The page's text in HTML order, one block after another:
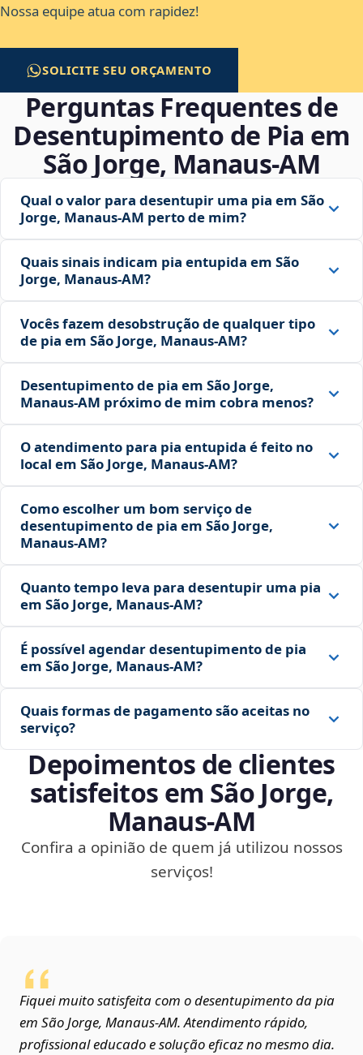
Nossa equipe atua com rapidez!
SOLICITE SEU ORÇAMENTO
Perguntas Frequentes de
Desentupimento de Pia em
São Jorge, Manaus‑AM
Qual o valor para desentupir uma pia em São
Jorge, Manaus‑AM perto de mim?
Quais sinais indicam pia entupida em São
Jorge, Manaus‑AM?
Vocês fazem desobstrução de qualquer tipo
de pia em São Jorge, Manaus‑AM?
Desentupimento de pia em São Jorge,
Manaus‑AM próximo de mim cobra menos?
O atendimento para pia entupida é feito no
local em São Jorge, Manaus‑AM?
Como escolher um bom serviço de
desentupimento de pia em São Jorge,
Manaus‑AM?
Quanto tempo leva para desentupir uma pia
em São Jorge, Manaus‑AM?
É possível agendar desentupimento de pia
em São Jorge, Manaus‑AM?
Quais formas de pagamento são aceitas no
serviço?
Depoimentos de clientes
satisfeitos em São Jorge,
Manaus‑AM
Confira a opinião de quem já utilizou nossos
serviços!
Fiquei muito satisfeita com o desentupimento da pia
em São Jorge, Manaus‑AM. Atendimento rápido,
profissional educado e solução eficaz no mesmo dia.